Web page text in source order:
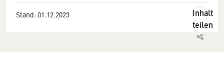
Stand: 01.12.2023
Inhalt
teilen